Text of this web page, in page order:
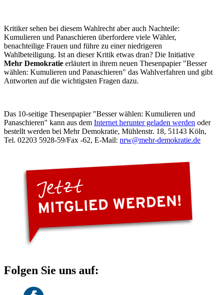
Kritiker sehen bei diesem Wahlrecht aber auch Nachteile:
Kumulieren und Panaschieren überfordere viele Wähler,
benachteilige Frauen und führe zu einer niedrigeren
Wahlbeteiligung. Ist an dieser Kritik etwas dran? Die Initiative
Mehr Demokratie erläutert in ihrem neuen Thesenpapier "Besser
wählen: Kumulieren und Panaschieren" das Wahlverfahren und gibt
Antworten auf die wichtigsten Fragen dazu.
Das 10-seitige Thesenpapier "Besser wählen: Kumulieren und
Panaschieren" kann aus dem Internet herunter geladen werden oder
bestellt werden bei Mehr Demokratie, Mühlenstr. 18, 51143 Köln,
Tel. 02203 5928-59/Fax -62, E-Mail: nrw@mehr-demokratie.de
Folgen Sie uns auf: